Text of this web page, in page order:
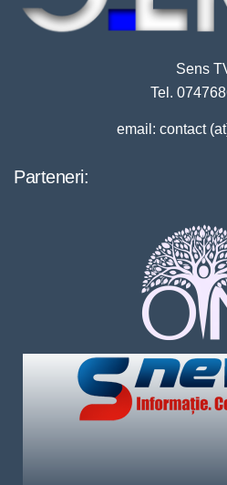
Sens
Tel.
email: contact
Parteneri: